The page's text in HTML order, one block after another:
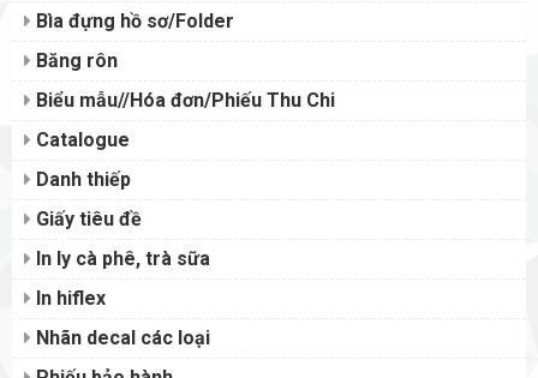
Bìa đựng hồ sơ/Folder
Băng rôn
Biểu mẫu//Hóa đơn/Phiếu Thu Chi
Catalogue
Danh thiếp
Giấy tiêu đề
In ly cà phê, trà sữa
In hiflex
Nhãn decal các loại